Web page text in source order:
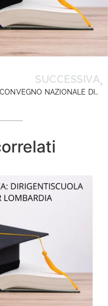
SUCCESSIVA
CONVEGNO NAZIONALE DIRIGENTISCUOLA. ISTRUZIONE E MERITO: NUOVI ORIZZONTI?